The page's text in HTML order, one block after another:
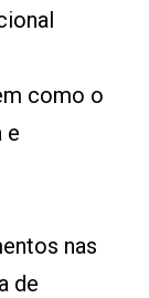
como o
e
nas
de